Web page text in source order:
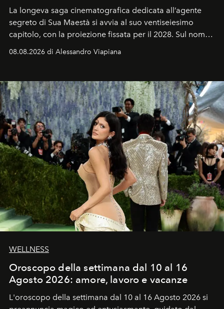
La longeva saga cinematografica dedicata all’agente
segreto di Sua Maestà si avvia al suo ventiseiesimo
capitolo, con la proiezione fissata per il 2028. Sul nome
dell’attore chiamato a raccogliere l’eredità di Daniel
Craig, però, regna ancora il più assoluto riserbo.
08.08.2026 di Alessandro Viapiana
WELLNESS
Oroscopo della settimana dal 10 al 16
Agosto 2026: amore, lavoro e vacanze
L'oroscopo della settimana dal 10 al 16 Agosto 2026 si